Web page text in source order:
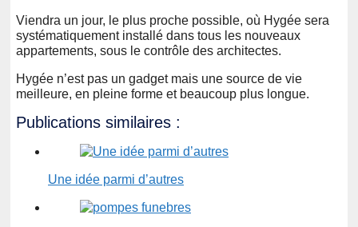
Viendra un jour, le plus proche possible, où Hygée sera
systématiquement installé dans tous les nouveaux
appartements, sous le contrôle des architectes.
Hygée n’est pas un gadget mais une source de vie
meilleure, en pleine forme et beaucoup plus longue.
Publications similaires :
Une idée parmi d’autres